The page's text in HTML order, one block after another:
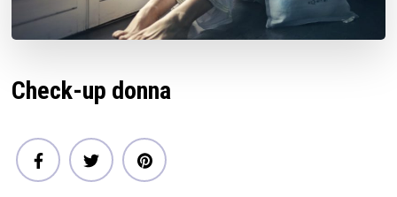
Check-up donna